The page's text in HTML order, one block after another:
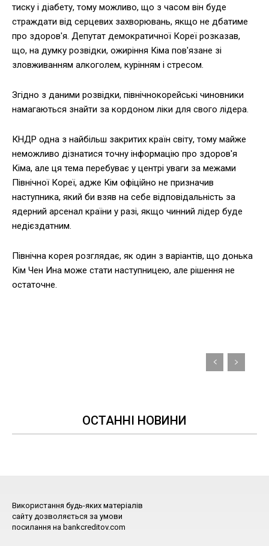
тиску і діабету, тому можливо, що з часом він буде
страждати від серцевих захворювань, якщо не дбатиме
про здоров'я. Депутат демократичної Кореї розказав,
що, на думку розвідки, ожиріння Кіма пов'язане зі
зловживанням алкоголем, курінням і стресом.
Згідно з даними розвідки, північнокорейські чиновники
намагаються знайти за кордоном ліки для свого лідера.
КНДР одна з найбільш закритих країн світу, тому майже
неможливо дізнатися точну інформацію про здоров'я
Кіма, але ця тема перебуває у центрі уваги за межами
Північної Кореї, адже Кім офіційно не призначив
наступника, який би взяв на себе відповідальність за
ядерний арсенал країни у разі, якщо чинний лідер буде
недієздатним.
Північна корея розглядає, як один з варіантів, що донька
Кім Чен Ина може стати наступницею, але рішення не
остаточне.
ОСТАННІ НОВИНИ
Використання будь-яких матеріалів
сайту дозволяється за умови
посилання на bankcreditov.com